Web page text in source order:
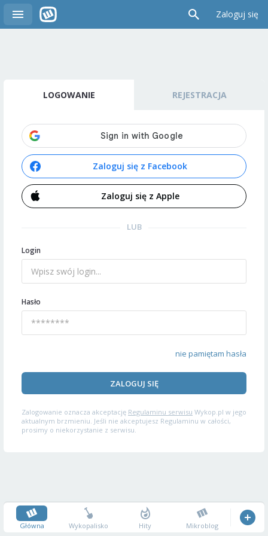
Zaloguj się
LOGOWANIE REJESTRACJA
Zaloguj się z Facebook
Zaloguj się z Apple
LUB
Login
Hasło
nie pamiętam hasła
ZALOGUJ SIĘ
Zalogowanie oznacza akceptację Regulaminu serwisu Wykop.pl w jego
aktualnym brzmieniu. Jeśli nie akceptujesz Regulaminu w całości,
prosimy o niekorzystanie z serwisu.
Główna Wykopalisko Hity Mikroblog